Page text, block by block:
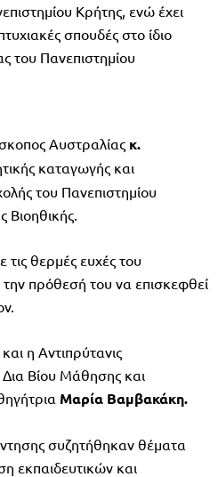
Κρήτης, ενώ έχει
σπουδές στο ίδιο
του Πανεπιστημίου
Αυστραλίας κ.
καταγωγής και
του Πανεπιστημίου
Βιοηθικής.
θερμές ευχές του
πρόθεσή του να επισκεφθεί
η Αντιπρύτανις
Βίου Μάθησης και
Μαρία Βαμβακάκη.
συζητήθηκαν θέματα
εκπαιδευτικών και